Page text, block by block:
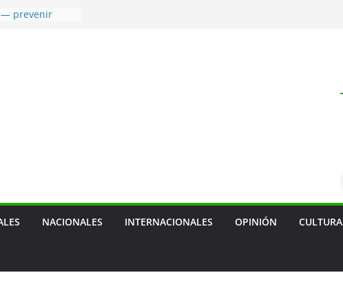
— prevenir
social
sobre
empresa
transporte
de las
terapia
cáncer de
NACIONALES INTERNACIONALES OPINIÓN CULTURA